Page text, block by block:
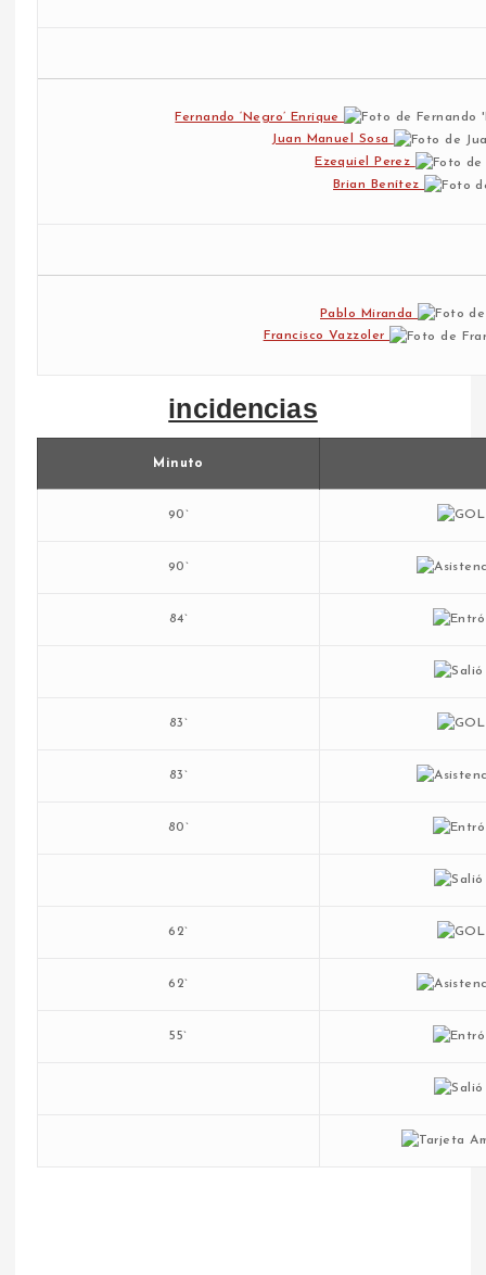
Fernando ‘Negro’ Enrique
Juan Manuel Sosa
Ezequiel Perez
Brian Benítez
Pablo Miranda
Francisco Vazzoler
incidencias
Minuto
90`
90`
84`
83`
83`
80`
62`
62`
55`